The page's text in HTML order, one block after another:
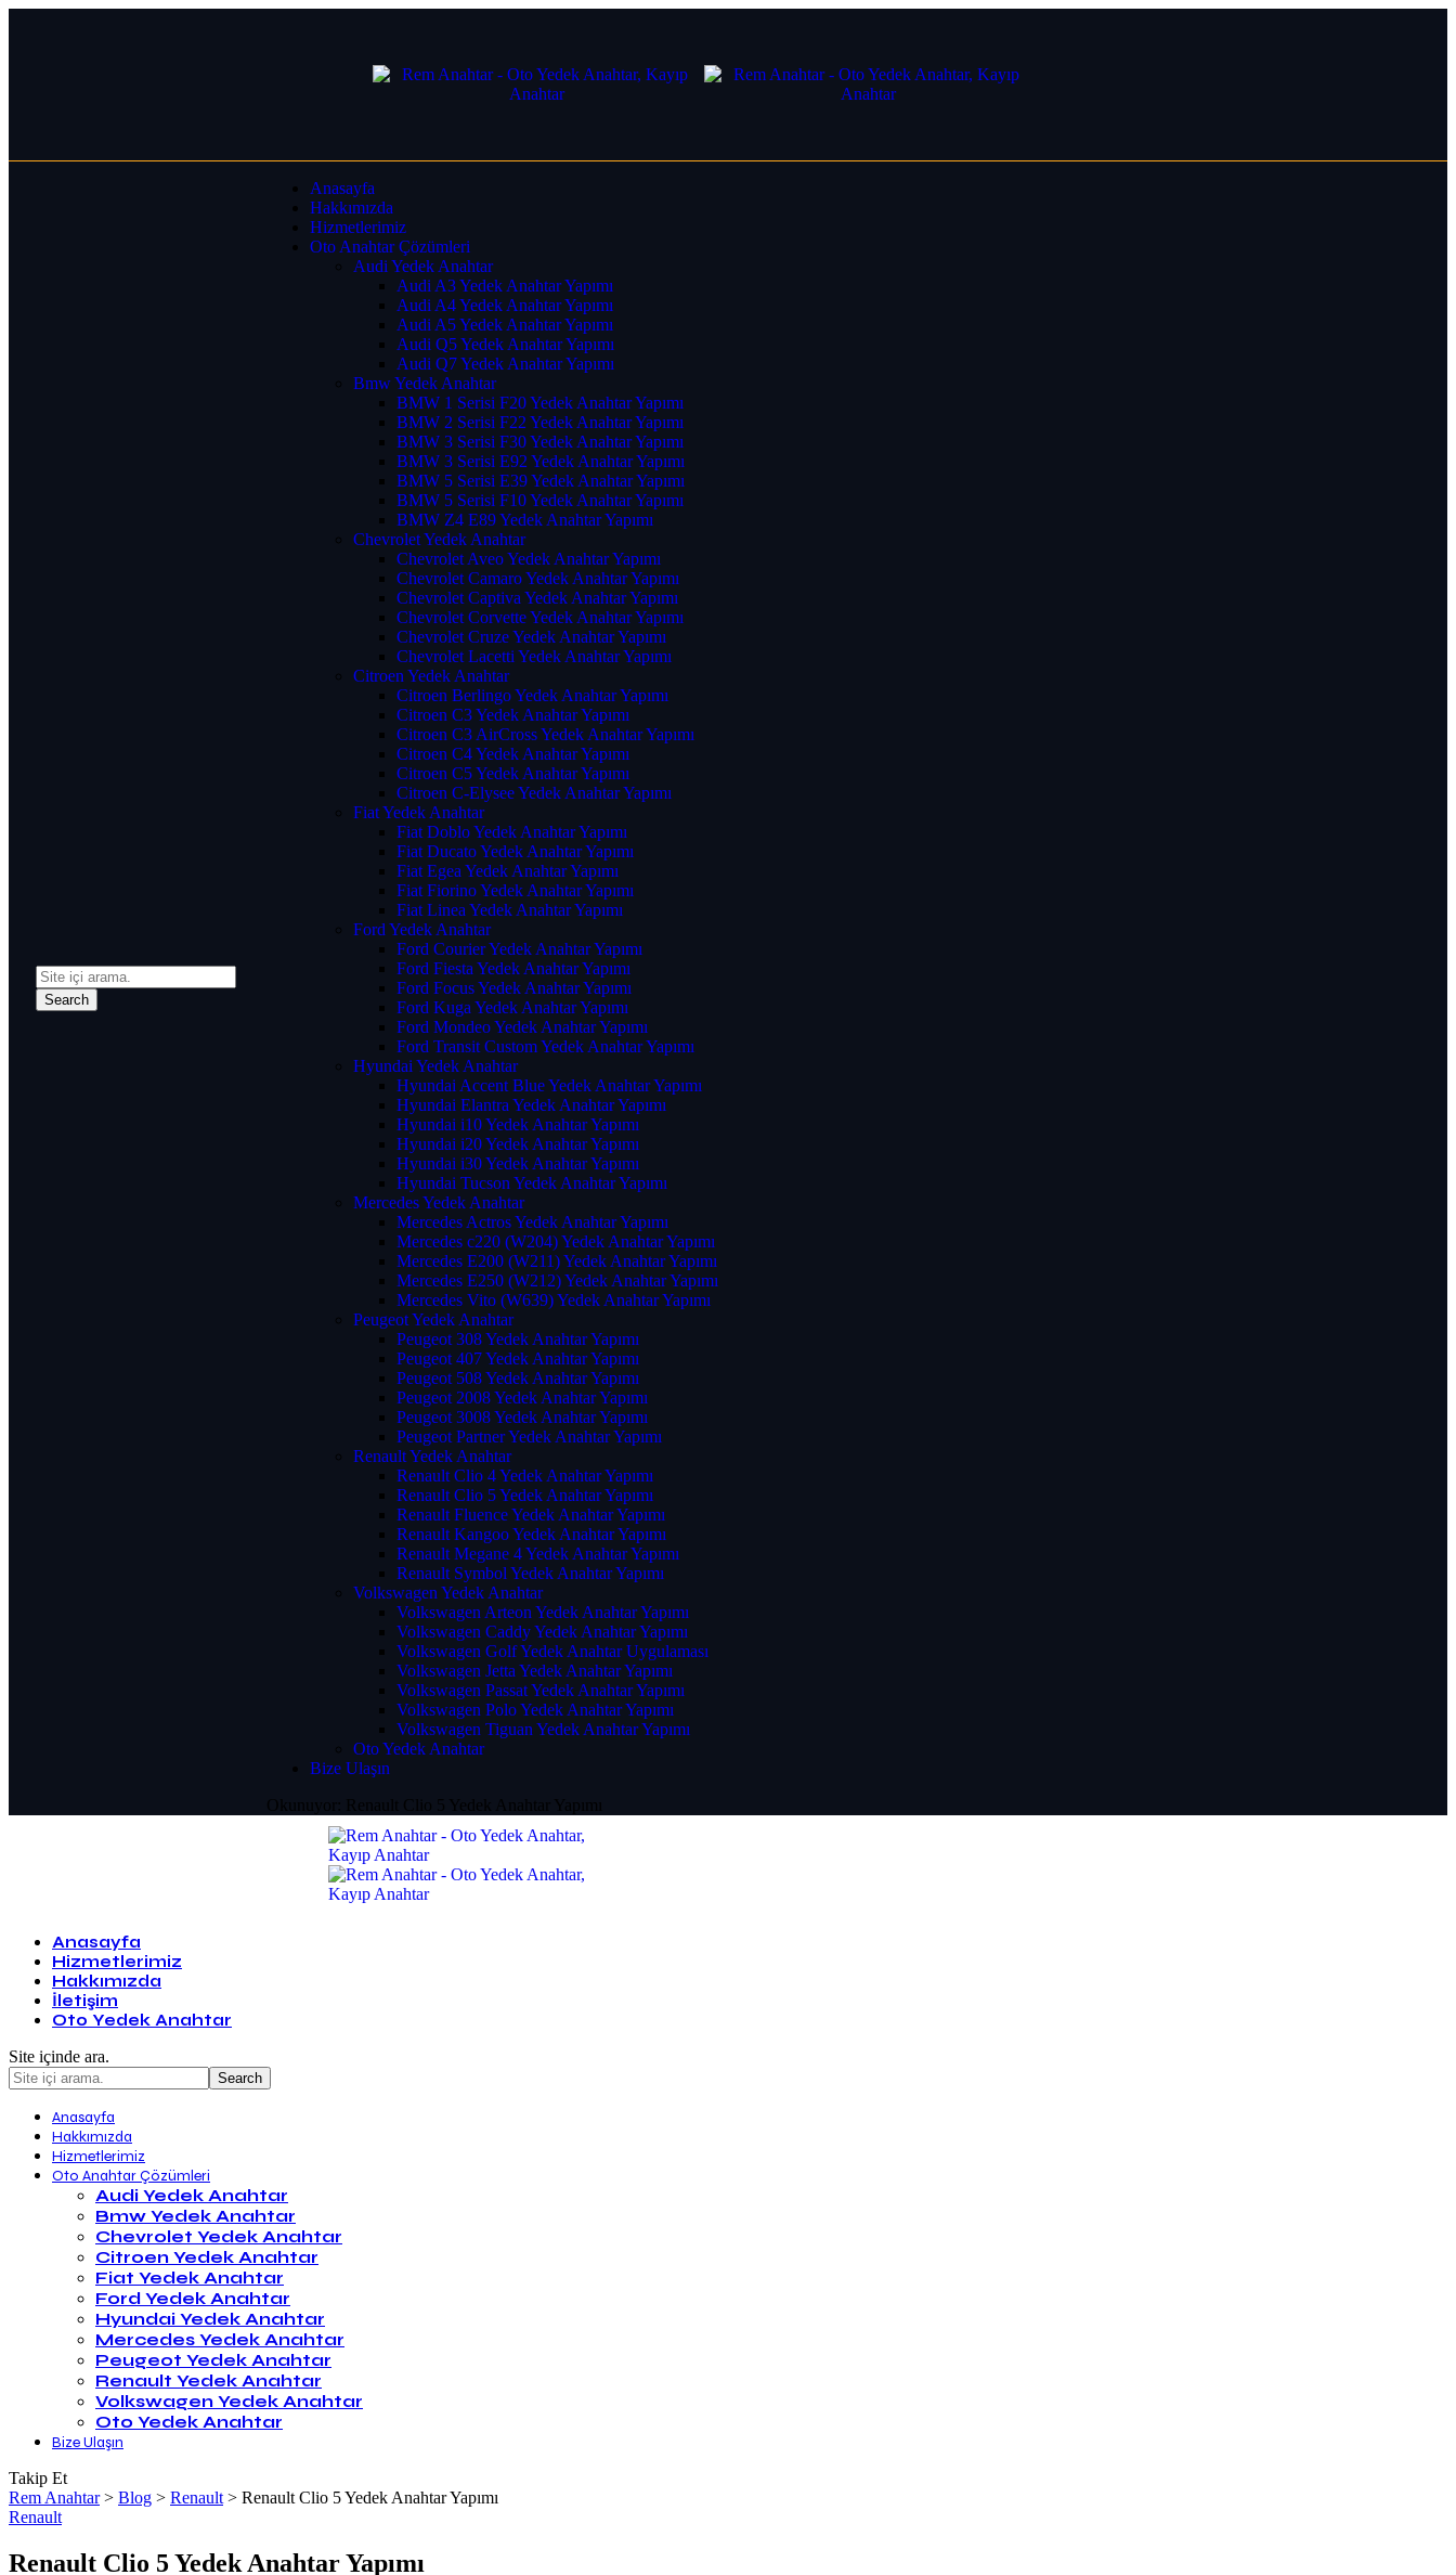
Anasayfa
Hakkımızda
Hizmetlerimiz
Oto Anahtar Çözümleri
Audi Yedek Anahtar
Audi A3 Yedek Anahtar Yapımı
Audi A4 Yedek Anahtar Yapımı
Audi A5 Yedek Anahtar Yapımı
Audi Q5 Yedek Anahtar Yapımı
Audi Q7 Yedek Anahtar Yapımı
Bmw Yedek Anahtar
BMW 1 Serisi F20 Yedek Anahtar Yapımı
BMW 2 Serisi F22 Yedek Anahtar Yapımı
BMW 3 Serisi F30 Yedek Anahtar Yapımı
BMW 3 Serisi E92 Yedek Anahtar Yapımı
BMW 5 Serisi E39 Yedek Anahtar Yapımı
BMW 5 Serisi F10 Yedek Anahtar Yapımı
BMW Z4 E89 Yedek Anahtar Yapımı
Chevrolet Yedek Anahtar
Chevrolet Aveo Yedek Anahtar Yapımı
Chevrolet Camaro Yedek Anahtar Yapımı
Chevrolet Captiva Yedek Anahtar Yapımı
Chevrolet Corvette Yedek Anahtar Yapımı
Chevrolet Cruze Yedek Anahtar Yapımı
Chevrolet Lacetti Yedek Anahtar Yapımı
Citroen Yedek Anahtar
Citroen Berlingo Yedek Anahtar Yapımı
Citroen C3 Yedek Anahtar Yapımı
Citroen C3 AirCross Yedek Anahtar Yapımı
Citroen C4 Yedek Anahtar Yapımı
Citroen C5 Yedek Anahtar Yapımı
Citroen C-Elysee Yedek Anahtar Yapımı
Fiat Yedek Anahtar
Fiat Doblo Yedek Anahtar Yapımı
Fiat Ducato Yedek Anahtar Yapımı
Fiat Egea Yedek Anahtar Yapımı
Fiat Fiorino Yedek Anahtar Yapımı
Fiat Linea Yedek Anahtar Yapımı
Ford Yedek Anahtar
Ford Courier Yedek Anahtar Yapımı
Ford Fiesta Yedek Anahtar Yapımı
Ford Focus Yedek Anahtar Yapımı
Ford Kuga Yedek Anahtar Yapımı
Ford Mondeo Yedek Anahtar Yapımı
Ford Transit Custom Yedek Anahtar Yapımı
Hyundai Yedek Anahtar
Hyundai Accent Blue Yedek Anahtar Yapımı
Hyundai Elantra Yedek Anahtar Yapımı
Hyundai i10 Yedek Anahtar Yapımı
Hyundai i20 Yedek Anahtar Yapımı
Hyundai i30 Yedek Anahtar Yapımı
Hyundai Tucson Yedek Anahtar Yapımı
Mercedes Yedek Anahtar
Mercedes Actros Yedek Anahtar Yapımı
Mercedes c220 (W204) Yedek Anahtar Yapımı
Mercedes E200 (W211) Yedek Anahtar Yapımı
Mercedes E250 (W212) Yedek Anahtar Yapımı
Mercedes Vito (W639) Yedek Anahtar Yapımı
Peugeot Yedek Anahtar
Peugeot 308 Yedek Anahtar Yapımı
Peugeot 407 Yedek Anahtar Yapımı
Peugeot 508 Yedek Anahtar Yapımı
Peugeot 2008 Yedek Anahtar Yapımı
Peugeot 3008 Yedek Anahtar Yapımı
Peugeot Partner Yedek Anahtar Yapımı
Renault Yedek Anahtar
Renault Clio 4 Yedek Anahtar Yapımı
Renault Clio 5 Yedek Anahtar Yapımı
Renault Fluence Yedek Anahtar Yapımı
Renault Kangoo Yedek Anahtar Yapımı
Renault Megane 4 Yedek Anahtar Yapımı
Renault Symbol Yedek Anahtar Yapımı
Volkswagen Yedek Anahtar
Volkswagen Arteon Yedek Anahtar Yapımı
Volkswagen Caddy Yedek Anahtar Yapımı
Volkswagen Golf Yedek Anahtar Uygulaması
Volkswagen Jetta Yedek Anahtar Yapımı
Volkswagen Passat Yedek Anahtar Yapımı
Volkswagen Polo Yedek Anahtar Yapımı
Volkswagen Tiguan Yedek Anahtar Yapımı
Oto Yedek Anahtar
Bize Ulaşın
Okunuyor:
Renault Clio 5 Yedek Anahtar Yapımı
Anasayfa
Hizmetlerimiz
Hakkımızda
İletişim
Oto Yedek Anahtar
Site içinde ara.
Anasayfa
Hakkımızda
Hizmetlerimiz
Oto Anahtar Çözümleri
Audi Yedek Anahtar
Bmw Yedek Anahtar
Chevrolet Yedek Anahtar
Citroen Yedek Anahtar
Fiat Yedek Anahtar
Ford Yedek Anahtar
Hyundai Yedek Anahtar
Mercedes Yedek Anahtar
Peugeot Yedek Anahtar
Renault Yedek Anahtar
Volkswagen Yedek Anahtar
Oto Yedek Anahtar
Bize Ulaşın
Takip Et
Rem Anahtar> Blog > Renault > Renault Clio 5 Yedek Anahtar Yapımı
Renault
Renault Clio 5 Yedek Anahtar Yapımı